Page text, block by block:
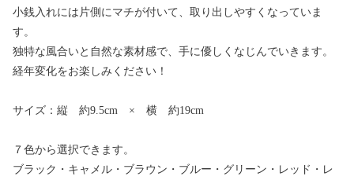
小銭入れには片側にマチが付いて、取り出しやすくなっていま
す。
独特な風合いと自然な素材感で、手に優しくなじんでいきます。
経年変化をお楽しみください！
サイズ：縦 約9.5cm × 横 約19cm
７色から選択できます。
ブラック・キャメル・ブラウン・ブルー・グリーン・レッド・レ